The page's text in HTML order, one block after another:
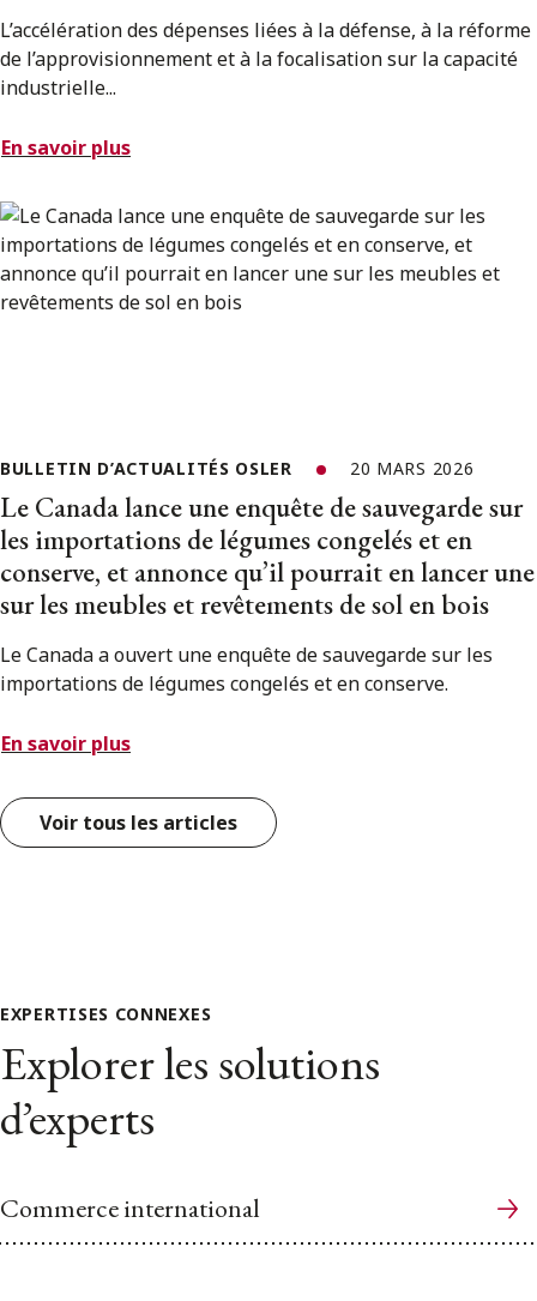
L’accélération des dépenses liées à la défense, à la réforme
de l’approvisionnement et à la focalisation sur la capacité
industrielle...
En savoir plus
BULLETIN D’ACTUALITÉS OSLER 20 MARS 2026
Le Canada lance une enquête de sauvegarde sur
les importations de légumes congelés et en
conserve, et annonce qu’il pourrait en lancer une
sur les meubles et revêtements de sol en bois
Le Canada a ouvert une enquête de sauvegarde sur les
importations de légumes congelés et en conserve.
En savoir plus
Voir tous les articles
EXPERTISES CONNEXES
Explorer les solutions
d’experts
Commerce international